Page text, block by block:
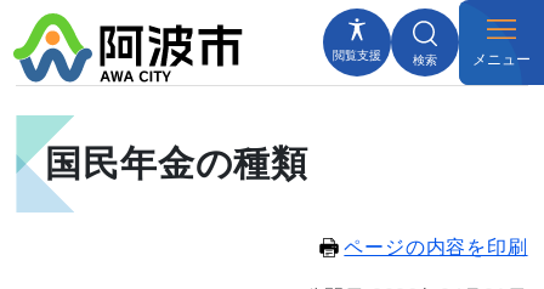
閲覧支援 検索 メニュー
国民年金の種類
ページの内容を印刷